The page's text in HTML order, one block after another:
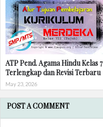
ATP Pend. Agama Hindu Kelas 7
Terlengkap dan Revisi Terbaru
May 23, 2026
POST A COMMENT